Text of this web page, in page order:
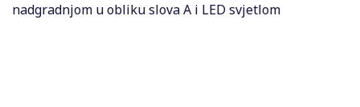
nadgradnjom u obliku slova A i LED svjetlom